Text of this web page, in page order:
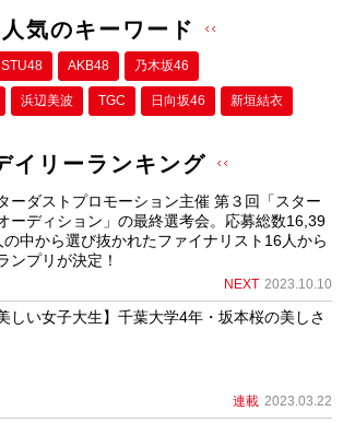
人気のキーワード
STU48 AKB48 乃木坂46
浜辺美波 TGC 日向坂46 新垣結衣
イリーランキング
ーダストプロモーション主催 第３回「スター
ーディション」の最終選考会。応募総数16,39
の中から選び抜かれたファイナリスト16人から
ンプリが決定！
NEXT 2023.10.10
美しい女子大生】千葉大学4年・坂本桜の美しさ
連載 2023.03.22